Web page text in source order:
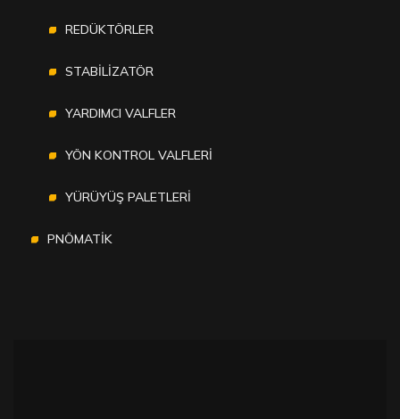
REDÜKTÖRLER
STABİLİZATÖR
YARDIMCI VALFLER
YÖN KONTROL VALFLERİ
YÜRÜYÜŞ PALETLERİ
PNÖMATİK